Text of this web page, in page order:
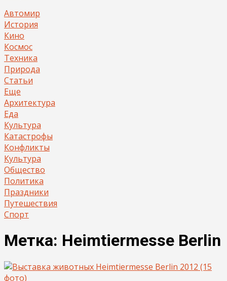
Автомир
История
Кино
Космос
Техника
Природа
Статьи
Еще
Архитектура
Еда
Культура
Катастрофы
Конфликты
Культура
Общество
Политика
Праздники
Путешествия
Спорт
Метка: Heimtiermesse Berlin